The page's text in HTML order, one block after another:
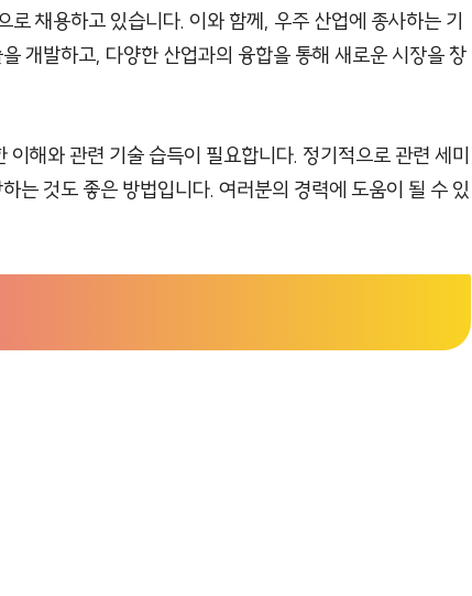
채용하고 있습니다. 이와 함께, 우주 산업에 종사하는 기
개발하고, 다양한 산업과의 융합을 통해 새로운 시장을 창
해와 관련 기술 습득이 필요합니다. 정기적으로 관련 세미
는 것도 좋은 방법입니다. 여러분의 경력에 도움이 될 수 있